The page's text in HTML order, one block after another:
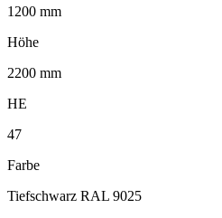
1200 mm
Höhe
2200 mm
HE
47
Farbe
Tiefschwarz RAL 9025